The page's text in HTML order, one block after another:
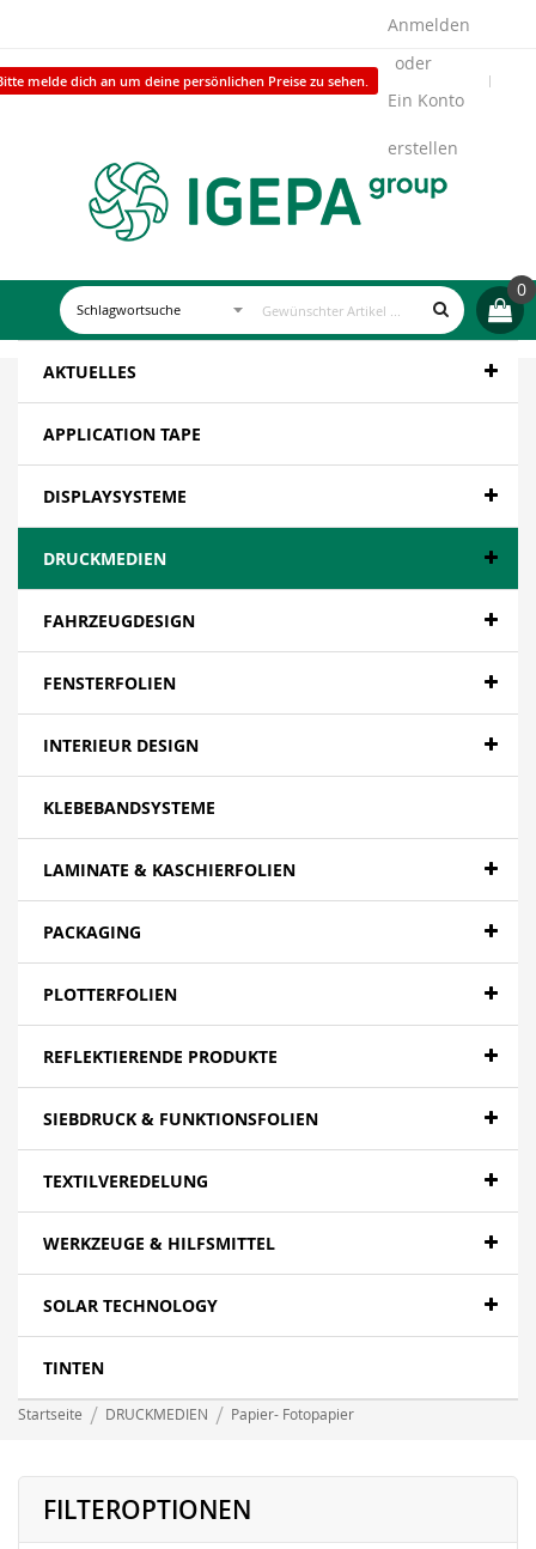
melde dich an um deine persönlichen Preise zu sehen.
Anmelden
Ein Konto
erstellen
0
AKTUELLES
APPLICATION TAPE
DISPLAYSYSTEME
DRUCKMEDIEN
FAHRZEUGDESIGN
FENSTERFOLIEN
INTERIEUR DESIGN
KLEBEBANDSYSTEME
LAMINATE & KASCHIERFOLIEN
PACKAGING
PLOTTERFOLIEN
REFLEKTIERENDE PRODUKTE
SIEBDRUCK & FUNKTIONSFOLIEN
TEXTILVEREDELUNG
WERKZEUGE & HILFSMITTEL
SOLAR TECHNOLOGY
TINTEN
Startseite DRUCKMEDIEN Papier- Fotopapier
FILTEROPTIONEN